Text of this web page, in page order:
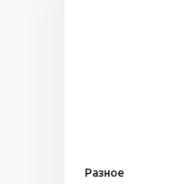
Разное